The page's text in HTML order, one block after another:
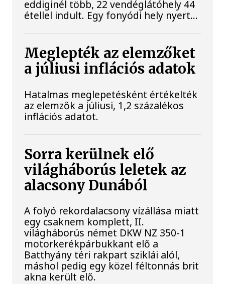
eddiginél több, 22 vendéglátóhely 44
étellel indult. Egy fonyódi hely nyert...
Meglepték az elemzőket
a júliusi inflációs adatok
Hatalmas meglepetésként értékelték
az elemzők a júliusi, 1,2 százalékos
inflációs adatot.
Sorra kerülnek elő
világháborús leletek az
alacsony Dunából
A folyó rekordalacsony vízállása miatt
egy csaknem komplett, II.
világháborús német DKW NZ 350-1
motorkerékpárbukkant elő a
Batthyány téri rakpart sziklái alól,
máshol pedig egy közel féltonnás brit
akna került elő.